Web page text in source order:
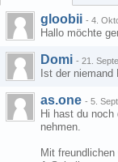
gloobii - 4.
Hallo möchte
Domi - 21.
Ist der niemand
as.one - 5.
Hi hast du
nehmen.
Mit freundlichen